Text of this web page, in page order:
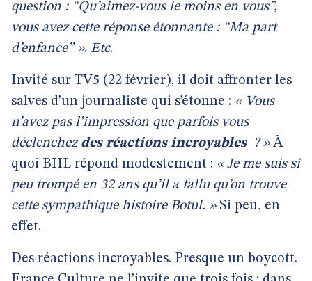
question : “Qu’aimez-vous le moins en vous”,
vous avez cette réponse étonnante : “Ma part
d’enfance” ». Etc.
Invité sur TV5 (22 février), il doit affronter les
salves d’un journaliste qui s’étonne : « Vous
n’avez pas l’impression que parfois vous
déclenchez des réactions incroyables ? »À
quoi BHL répond modestement : « Je me suis si
peu trompé en 32 ans qu’il a fallu qu’on trouve
cette sympathique histoire Botul. »Si peu, en
effet.
Des réactions incroyables. Presque un boycott.